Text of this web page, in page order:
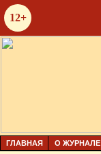
12+
ГЛАВНАЯ О ЖУРНАЛЕ